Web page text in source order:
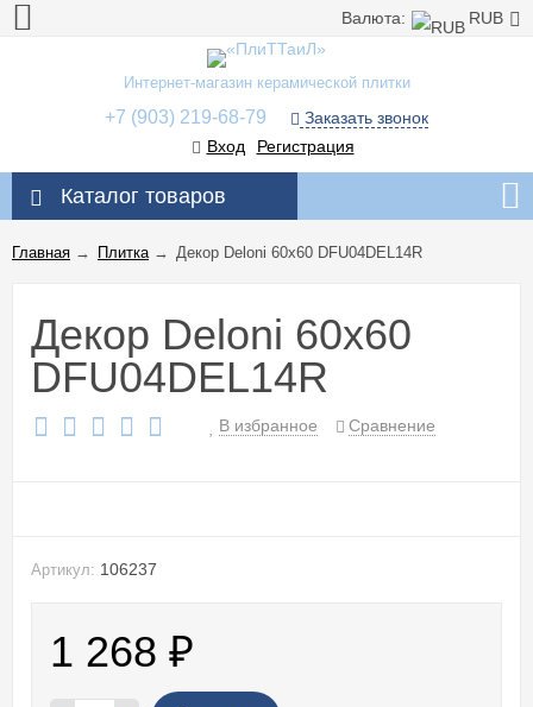
Валюта: RUB
Интернет-магазин керамической плитки
+7 (903) 219-68-79
Заказать звонок
Вход
Регистрация
Каталог товаров
Главная → Плитка→ Декор Deloni 60x60 DFU04DEL14R
Декор Deloni 60x60
DFU04DEL14R
В избранное Сравнение
Артикул: 106237
1 268 ₽